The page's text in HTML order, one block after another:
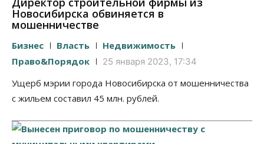
Новосибирска обвиняется в
мошенничестве
Бизнес Власть
Недвижимость
Право&Порядок
25 января 2023, 17:34
Ущерб мэрии города Новосибирска от мошенничества
с жильем составил 45 млн. рублей.